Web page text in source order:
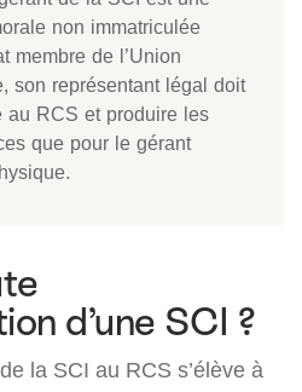
non immatriculée
membre de l’Union
son représentant légal doit
au RCS et produire les
que pour le gérant
d’une SCI ?
la SCI au RCS s’élève à